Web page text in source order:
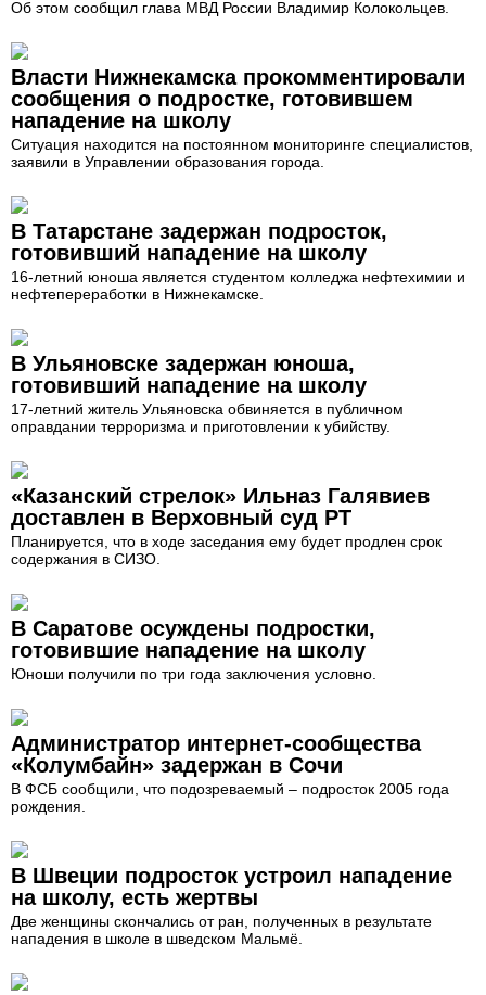
Об этом сообщил глава МВД России Владимир Колокольцев.
Власти Нижнекамска прокомментировали
сообщения о подростке, готовившем
нападение на школу
Ситуация находится на постоянном мониторинге специалистов,
заявили в Управлении образования города.
В Татарстане задержан подросток,
готовивший нападение на школу
16-летний юноша является студентом колледжа нефтехимии и
нефтепереработки в Нижнекамске.
В Ульяновске задержан юноша,
готовивший нападение на школу
17-летний житель Ульяновска обвиняется в публичном
оправдании терроризма и приготовлении к убийству.
«Казанский стрелок» Ильназ Галявиев
доставлен в Верховный суд РТ
Планируется, что в ходе заседания ему будет продлен срок
содержания в СИЗО.
В Саратове осуждены подростки,
готовившие нападение на школу
Юноши получили по три года заключения условно.
Администратор интернет-сообщества
«Колумбайн» задержан в Сочи
В ФСБ сообщили, что подозреваемый – подросток 2005 года
рождения.
В Швеции подросток устроил нападение
на школу, есть жертвы
Две женщины скончались от ран, полученных в результате
нападения в школе в шведском Мальмё.